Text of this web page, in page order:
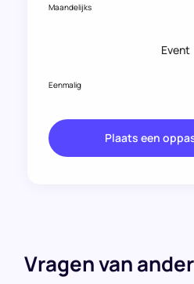
Maandelijks
Event
Eenmalig
Plaats een
Vragen van